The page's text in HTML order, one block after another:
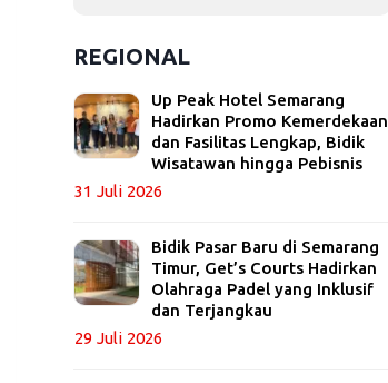
REGIONAL
Up Peak Hotel Semarang
Hadirkan Promo Kemerdekaan
dan Fasilitas Lengkap, Bidik
Wisatawan hingga Pebisnis
31 Juli 2026
Bidik Pasar Baru di Semarang
Timur, Get’s Courts Hadirkan
Olahraga Padel yang Inklusif
dan Terjangkau
29 Juli 2026